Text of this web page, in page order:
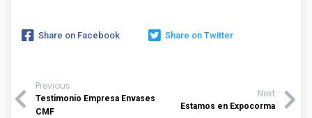
Share on Facebook Share on Twitter
Previous
Testimonio Empresa Envases
CMF
Next
Estamos en Expocorma